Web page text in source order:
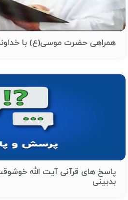
همراهی حضرت موسی(ع) با خداوند
پاسخ های قرآنی آیت الله خوشوقت
بدبینی